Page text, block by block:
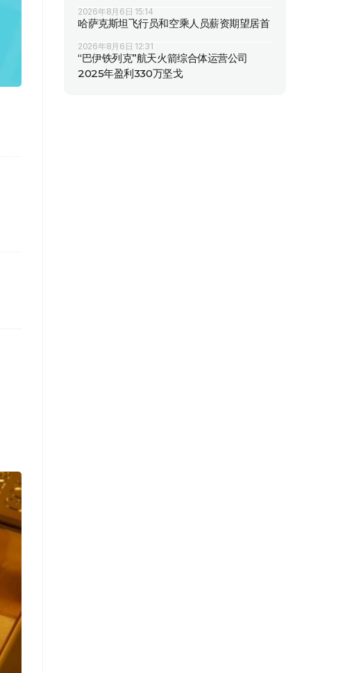
2026年8月6日 15:14
哈萨克斯坦飞行员和空乘人员薪资期望居首
2026年8月6日 12:31
“巴伊铁列克”航天火箭综合体运营公司
2025年盈利330万坚戈